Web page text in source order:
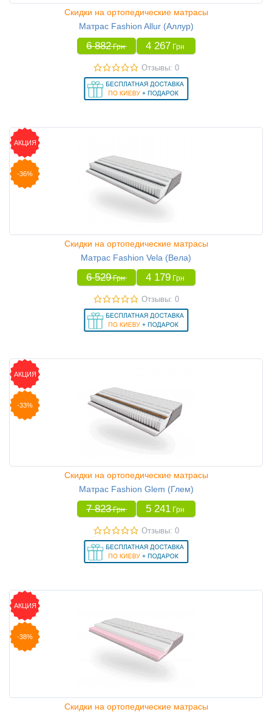
Скидки на ортопедические матрасы
Матрас Fashion Allur (Аллур)
6 882 Грн 4 267 Грн
Отзывы: 0
АКЦИЯ
-36%
Скидки на ортопедические матрасы
Матрас Fashion Vela (Вела)
6 529 Грн 4 179 Грн
Отзывы: 0
АКЦИЯ
-33%
Скидки на ортопедические матрасы
Матрас Fashion Glem (Глем)
7 823 Грн 5 241 Грн
Отзывы: 0
АКЦИЯ
-38%
Скидки на ортопедические матрасы